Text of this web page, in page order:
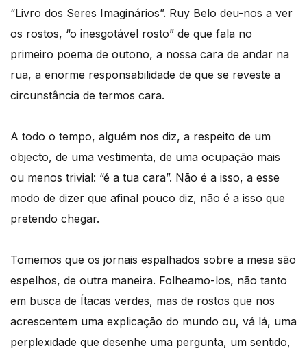
“Livro dos Seres Imaginários”. Ruy Belo deu-nos a ver
os rostos, “o inesgotável rosto” de que fala no
primeiro poema de outono, a nossa cara de andar na
rua, a enorme responsabilidade de que se reveste a
circunstância de termos cara.
A todo o tempo, alguém nos diz, a respeito de um
objecto, de uma vestimenta, de uma ocupação mais
ou menos trivial: “é a tua cara”. Não é a isso, a esse
modo de dizer que afinal pouco diz, não é a isso que
pretendo chegar.
Tomemos que os jornais espalhados sobre a mesa são
espelhos, de outra maneira. Folheamo-los, não tanto
em busca de Ítacas verdes, mas de rostos que nos
acrescentem uma explicação do mundo ou, vá lá, uma
perplexidade que desenhe uma pergunta, um sentido,